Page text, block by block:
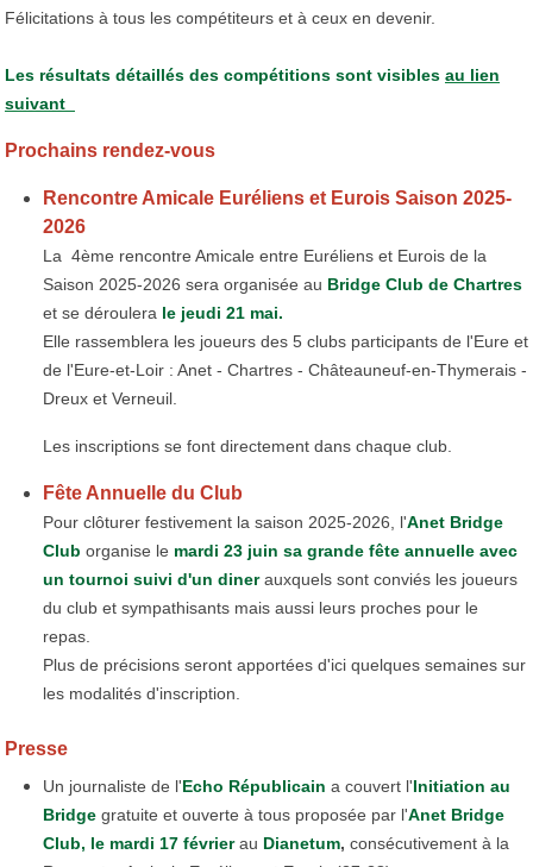
Félicitations à tous les compétiteurs et à ceux en devenir.
Les résultats détaillés des compétitions sont visibles au lien
suivant
Prochains rendez-vous
Rencontre Amicale Euréliens et Eurois Saison 2025-
2026
La 4ème rencontre Amicale entre Euréliens et Eurois de la
Saison 2025-2026 sera organisée au Bridge Club de Chartres
et se déroulera le jeudi 21 mai.
Elle rassemblera les joueurs des 5 clubs participants de l'Eure et
de l'Eure-et-Loir : Anet - Chartres - Châteauneuf-en-Thymerais -
Dreux et Verneuil.
Les inscriptions se font directement dans chaque club.
Fête Annuelle du Club
Pour clôturer festivement la saison 2025-2026, l'Anet Bridge
Club organise le mardi 23 juin sa grande fête annuelle avec
un tournoi suivi d'un diner auxquels sont conviés les joueurs
du club et sympathisants mais aussi leurs proches pour le
repas.
Plus de précisions seront apportées d'ici quelques semaines sur
les modalités d'inscription.
Presse
Un journaliste de l'Echo Républicain a couvert l'Initiation au
Bridge gratuite et ouverte à tous proposée par l'Anet Bridge
Club, le mardi 17 févrierau Dianetum, consécutivement à la